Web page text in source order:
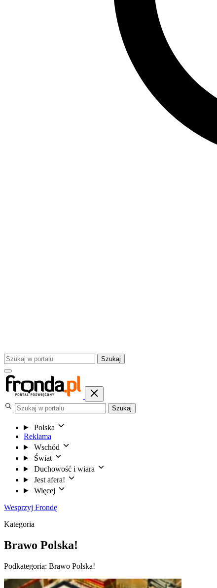
Szukaj
Szukaj
Polska
Reklama
Wschód
Świat
Duchowość i wiara
Jest afera!
Więcej
Wesprzyj Frondę
Kategoria
Brawo Polska!
Podkategoria: Brawo Polska!